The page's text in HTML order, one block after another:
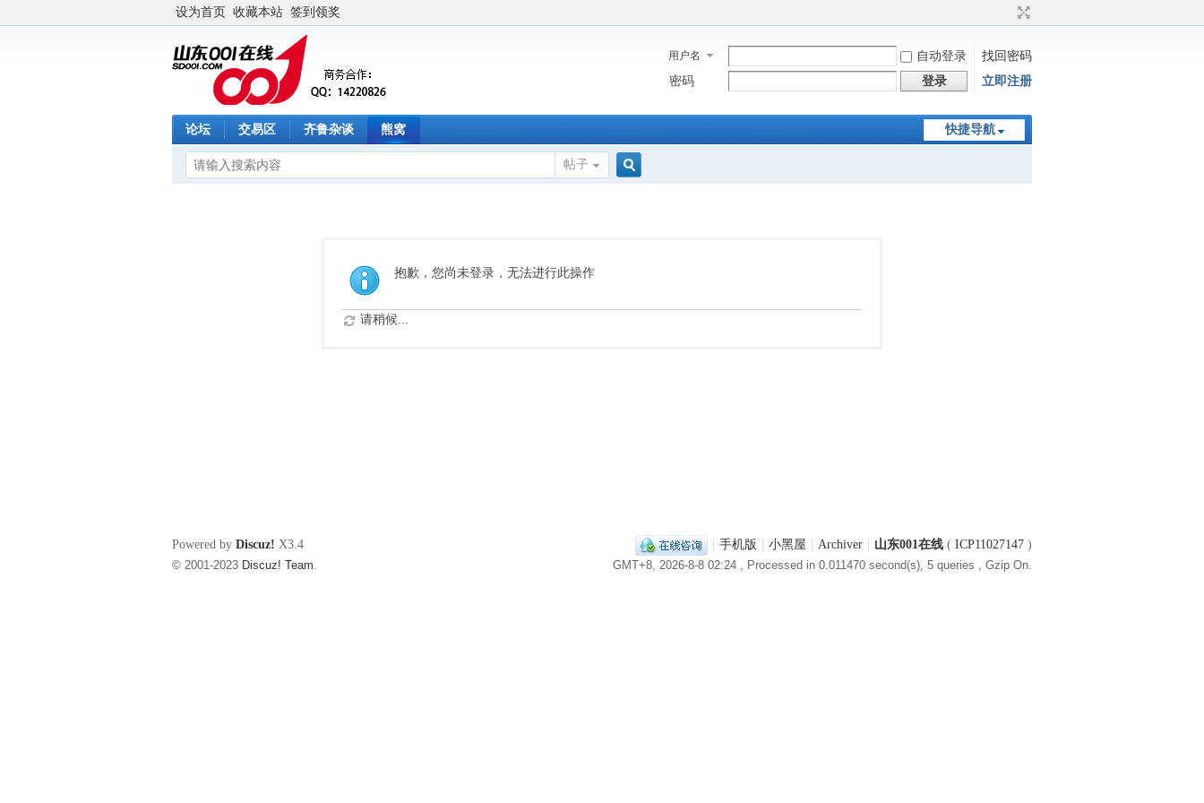
设为首页 收藏本站 签到领奖
用户名 自动登录
找回密码
密码
登录 立即注册
快捷导航
论坛 交易区 齐鲁杂谈 熊窝
帖子
抱歉，您尚未登录，无法进行此操作
请稍候...
手机版 小黑屋 Archiver 山东001在线 ( ICP11027147 )
GMT+8, 2026-8-8 02:24 , Processed in 0.011470 second(s), 5 queries , Gzip On.
Powered by Discuz! X3.4
© 2001-2023 Discuz! Team.